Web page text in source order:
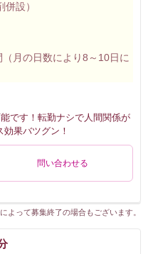
設）
月の日数により8～10日に
です！転勤ナシで人間関係が
果バツグン！
問い合わせる
よって募集終了の場合もございます。